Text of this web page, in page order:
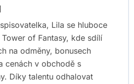
Lila se hluboce
of Fantasy, kde sdílí
na odměny, bonusech
cenách v obchodě s
Díky talentu odhalovat